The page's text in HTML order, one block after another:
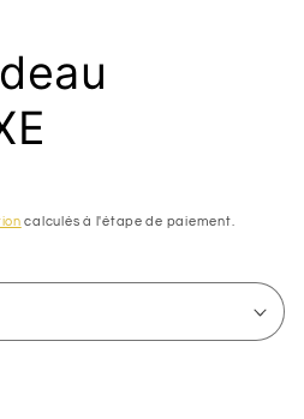
calculés à l'étape de paiement.